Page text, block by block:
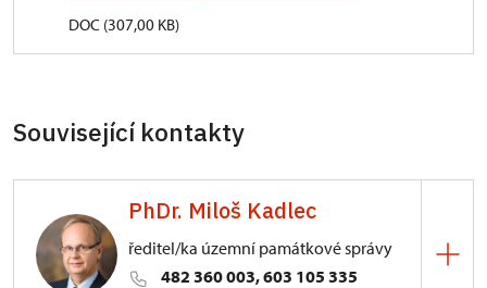
DOC (307,00 KB)
Související kontakty
PhDr. Miloš Kadlec
ředitel/ka územní památkové správy
482 360 003, 603 105 335